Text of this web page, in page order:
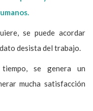
se puede acordar
desista del trabajo.
se genera un
mucha satisfacción